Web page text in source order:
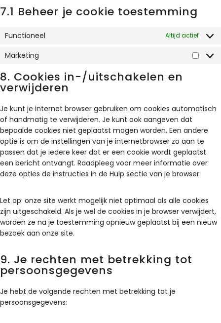
7.1 Beheer je cookie toestemming
Functioneel Altijd actief
Marketing
8. Cookies in-/uitschakelen en
verwijderen
Je kunt je internet browser gebruiken om cookies automatisch
of handmatig te verwijderen. Je kunt ook aangeven dat
bepaalde cookies niet geplaatst mogen worden. Een andere
optie is om de instellingen van je internetbrowser zo aan te
passen dat je iedere keer dat er een cookie wordt geplaatst
een bericht ontvangt. Raadpleeg voor meer informatie over
deze opties de instructies in de Hulp sectie van je browser.
Let op: onze site werkt mogelijk niet optimaal als alle cookies
zijn uitgeschakeld. Als je wel de cookies in je browser verwijdert,
worden ze na je toestemming opnieuw geplaatst bij een nieuw
bezoek aan onze site.
9. Je rechten met betrekking tot
persoonsgegevens
Je hebt de volgende rechten met betrekking tot je
persoonsgegevens: